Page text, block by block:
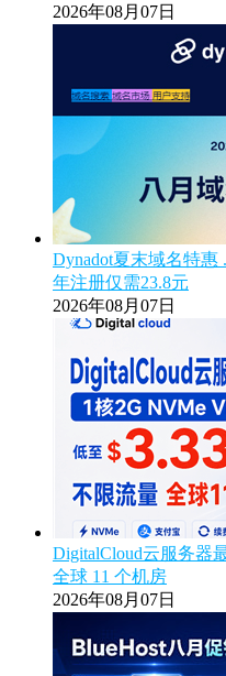
2026年08月07日
Dynadot夏末域名特惠
年注册仅需23.8元
2026年08月07日
DigitalCloud云服务器
全球 11 个机房
2026年08月07日